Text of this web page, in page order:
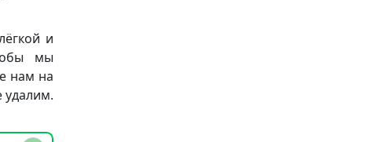
и
мы
нам на
удалим.